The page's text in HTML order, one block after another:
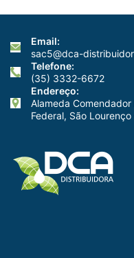
Email:
sac5@dca-
Telefone:
(35) 3332-6672
Endereço:
Alameda
Federal, São